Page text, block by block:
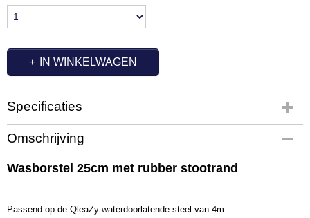
IN WINKELWAGEN
Specificaties
Productcode
QL1081
Omschrijving
Wasborstel 25cm met rubber stootrand
Passend op de QleaZy waterdoorlatende steel van 4m